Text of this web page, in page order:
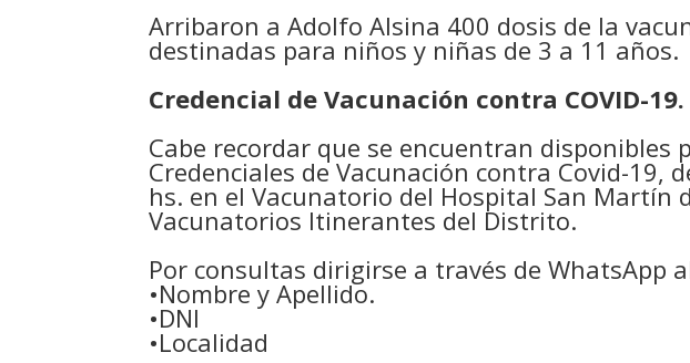
Arribaron a Adolfo Alsina 400 dosis de la
destinadas para niños y niñas de 3 a 11 años.
Credencial de Vacunación contra COVID-19.
Cabe recordar que se encuentran disponibles
Credenciales de Vacunación contra Covid-19,
hs. en el Vacunatorio del Hospital San Martín
Vacunatorios Itinerantes del Distrito.
Por consultas dirigirse a través de WhatsApp
•Nombre y Apellido.
•DNI
•Localidad